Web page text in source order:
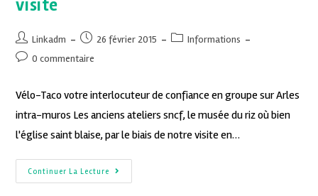
visite
Linkadm 26 février 2015
Informations
0 commentaire
Vélo-Taco votre interlocuteur de confiance en groupe sur Arles
intra-muros Les anciens ateliers sncf, le musée du riz où bien
l'église saint blaise, par le biais de notre visite en…
Continuer La Lecture